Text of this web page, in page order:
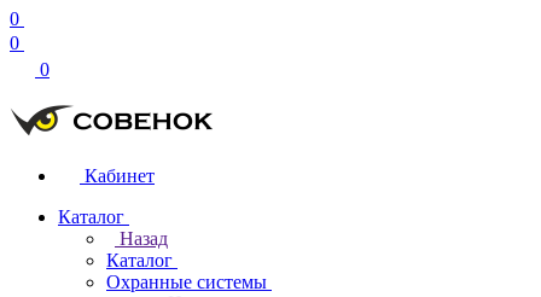
0
0
0
Кабинет
Каталог
Назад
Каталог
Охранные системы